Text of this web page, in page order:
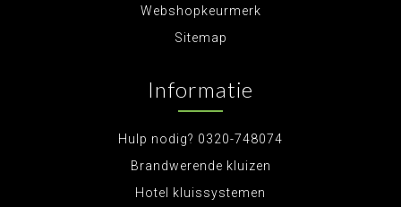
Webshopkeurmerk
Sitemap
Informatie
Hulp nodig? 0320-748074
Brandwerende kluizen
Hotel kluissystemen